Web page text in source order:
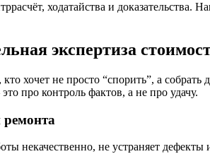
ходатайства и доказательства.
экспертиза
хочет не просто “спорить”, а
про контроль фактов, а не про удачу.
ремонта
некачественно, не устраняет